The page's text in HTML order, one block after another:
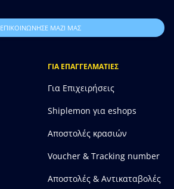
ΕΠΙΚΟΙΝΩΝΗΣΕ ΜΑΖΙ ΜΑΣ
ΓΙΑ ΕΠΑΓΓΕΛΜΑΤΙΕΣ
Για Επιχειρήσεις
Shiplemon για eshops
Αποστολές κρασιών
Voucher & Tracking number
Αποστολές & Αντικαταβολές